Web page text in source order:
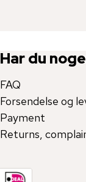
Har du
FAQ
Forsendelse og
Payment
Returns,